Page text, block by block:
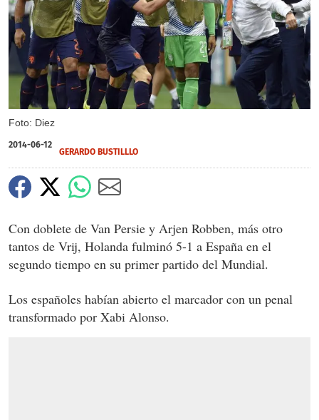
Foto: Diez
2014-06-12
GERARDO BUSTILLLO
Con doblete de Van Persie y Arjen Robben, más otro
tantos de Vrij, Holanda fulminó 5-1 a España en el
segundo tiempo en su primer partido del Mundial.
Los españoles habían abierto el marcador con un penal
transformado por Xabi Alonso.